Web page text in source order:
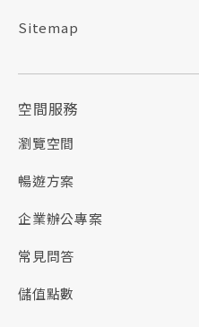
Sitemap
空間服務
瀏覽空間
暢遊方案
企業辦公專案
常見問答
儲值點數